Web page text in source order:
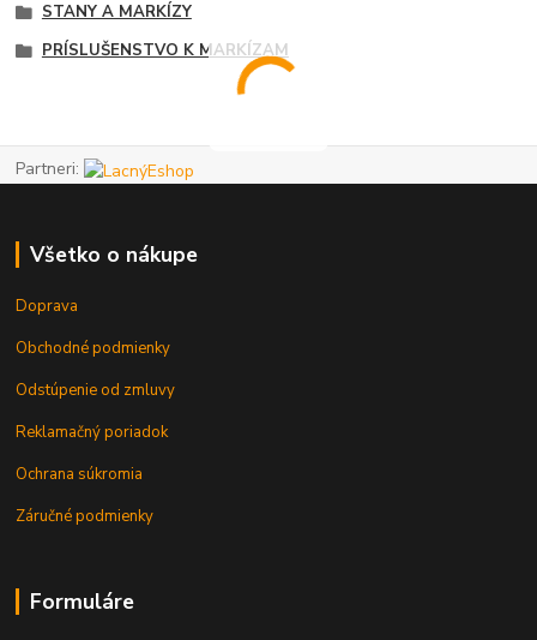
STANY A MARKÍZY
PRÍSLUŠENSTVO K MARKÍZAM
Partneri:
Všetko o nákupe
Doprava
Obchodné podmienky
Odstúpenie od zmluvy
Reklamačný poriadok
Ochrana súkromia
Záručné podmienky
Formuláre